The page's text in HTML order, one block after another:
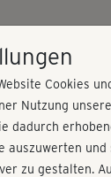
Cookies
Nutzung
dadurch
auszuwerten
zu gestalten.